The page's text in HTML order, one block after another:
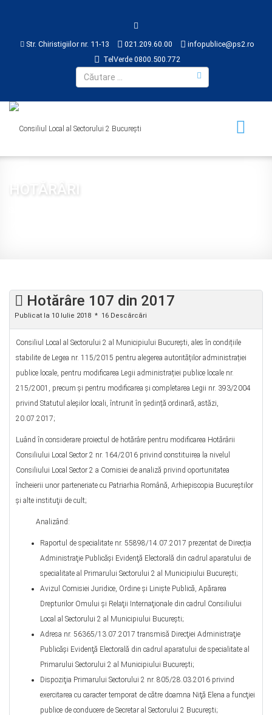
Str. Chiristigiilor nr. 11-13 021.209.60.00
infopublice@ps2.ro
TelVerde 0800.500.772
HOTĂRÂRI
Hotărâre 107 din 2017
Publicat la 10 Iulie 2018 16 Descărcări
Consiliul Local al Sectorului 2 al Municipiului București, ales în condițiile
stabilite de Legea nr. 115/2015 pentru alegerea autorităților administrației
publice locale, pentru modificarea Legii administrației publice locale nr.
215/2001, precum şi pentru modificarea şi completarea Legii nr. 393/2004
privind Statutul aleșilor locali, întrunit în ședință ordinară, astăzi,
20.07.2017;
Luând în considerare proiectul de hotărâre pentru modificarea Hotărârii
Consiliului Local Sector 2 nr. 164/2016 privind constituirea la nivelul
Consiliului Local Sector 2 a Comisiei de analiză privind oportunitatea
încheierii unor parteneriate cu Patriarhia Română, Arhiepiscopia Bucureştilor
şi alte instituţii de cult;
Analizând:
Raportul de specialitate nr. 55898/14.07.2017 prezentat de Direcția
Administraţie Publicăşi Evidenţă Electorală din cadrul aparatului de
specialitate al Primarului Sectorului 2 al Municipiului București;
Avizul Comisiei Juridice, Ordine şi Linişte Publică, Apărarea
Drepturilor Omului şi Relaţii Internaţionale din cadrul Consiliului
Local al Sectorului 2 al Municipiului Bucureşti;
Adresa nr. 56365/13.07.2017 transmisă Direcţiei Administraţie
Publicăşi Evidenţă Electorală din cadrul aparatului de specialitate al
Primarului Sectorului 2 al Municipiului Bucureşti;
Dispoziţia Primarului Sectorului 2 nr. 805/28.03.2016 privind
exercitarea cu caracter temporat de către doamna Niţă Elena a funcţiei
publice de conducere de Secretar al Sectorului 2 Bucureşti;